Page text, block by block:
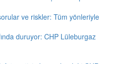
ve riskler: Tüm yönleriyle
duruyor: CHP Lüleburgaz